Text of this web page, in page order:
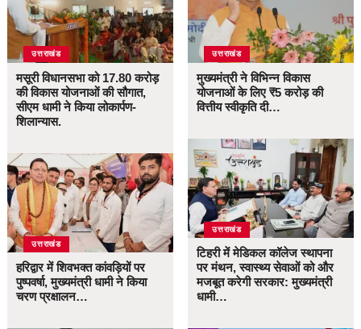
उत्तराखंड
मसूरी विधानसभा को 17.80 करोड़
की विकास योजनाओं की सौगात,
सीएम धामी ने किया लोकार्पण-
शिलान्यास.
उत्तराखंड
हरिद्वार में शिवभक्त कांवड़ियों पर
पुष्पवर्षा, मुख्यमंत्री धामी ने किया
चरण प्रक्षालन…
उत्तराखंड
मुख्यमंत्री ने विभिन्न विकास
योजनाओं के लिए ₹5 करोड़ की
वित्तीय स्वीकृति दी…
उत्तराखंड
टिहरी में मेडिकल कॉलेज स्थापना
पर मंथन, स्वास्थ्य सेवाओं को और
मजबूत करेगी सरकार: मुख्यमंत्री
धामी…